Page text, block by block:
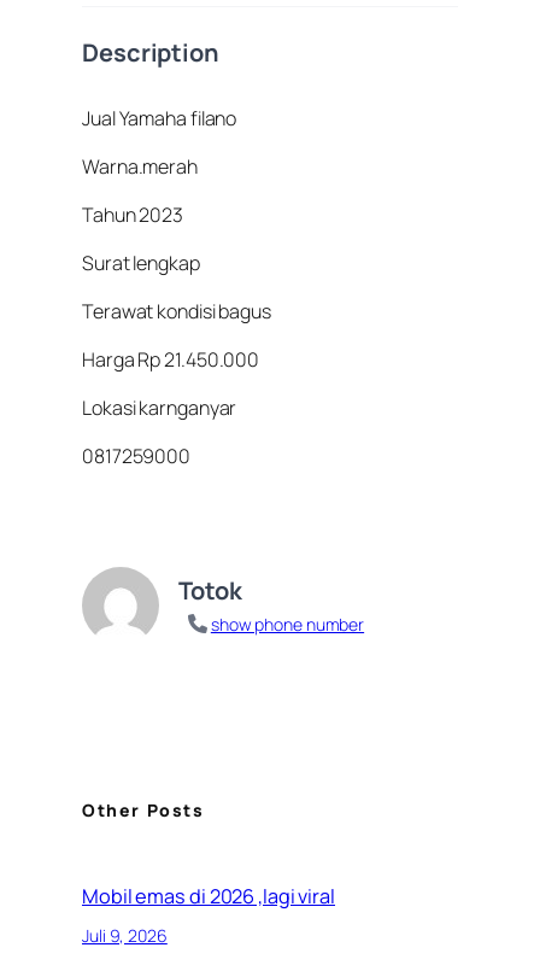
Description
Jual Yamaha filano
Warna.merah
Tahun 2023
Surat lengkap
Terawat kondisi bagus
Harga Rp 21.450.000
Lokasi karnganyar
0817259000
Totok
show phone number
Other Posts
Mobil emas di 2026 ,lagi viral
Juli 9, 2026